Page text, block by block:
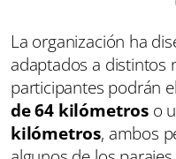
La organización ha
adaptados a distintos
participantes podrán
de 64 kilómetroso
kilómetros, ambos